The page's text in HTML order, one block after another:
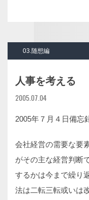
03.随想編
人事を考える
2005.07.04
2005年７月４日備忘
会社経営の需要な要
がその主な経営判断
するかは今まで繰り
法は二転三転或いは